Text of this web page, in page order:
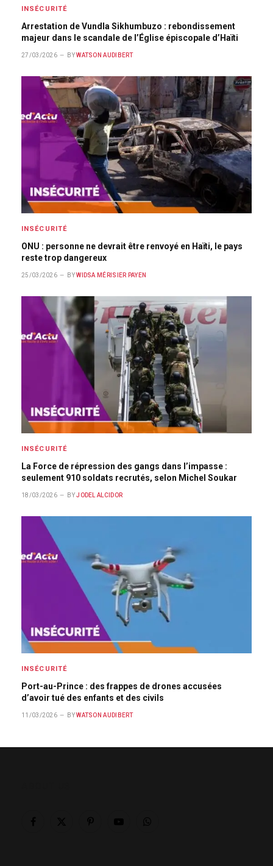
INSÉCURITÉ
Arrestation de Vundla Sikhumbuzo : rebondissement
majeur dans le scandale de l’Église épiscopale d’Haïti
27/03/2026 BY WATSON AUDIBERT
INSÉCURITÉ
ONU : personne ne devrait être renvoyé en Haïti, le pays
reste trop dangereux
25/03/2026 BY WIDSA MÉRISIER PAYEN
INSÉCURITÉ
La Force de répression des gangs dans l’impasse :
seulement 910 soldats recrutés, selon Michel Soukar
18/03/2026 BY JODEL ALCIDOR
INSÉCURITÉ
Port-au-Prince : des frappes de drones accusées
d’avoir tué des enfants et des civils
11/03/2026 BY WATSON AUDIBERT